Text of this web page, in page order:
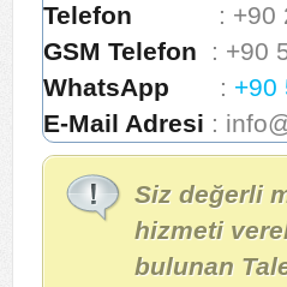
Telefon
: +90
GSM Telefon : +90
WhatsApp : +90
E-Mail Adresi :
Siz değerli
hizmeti
bulunan